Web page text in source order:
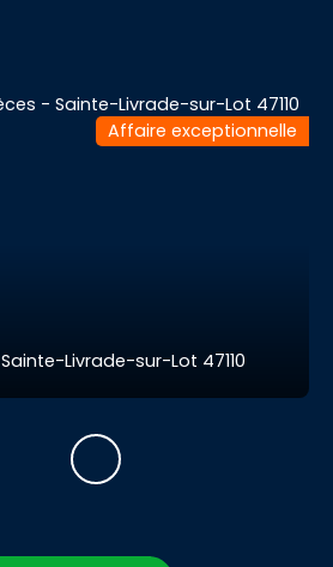
Sainte-Livrade-sur-Lot 47110
Affaire exceptionnelle